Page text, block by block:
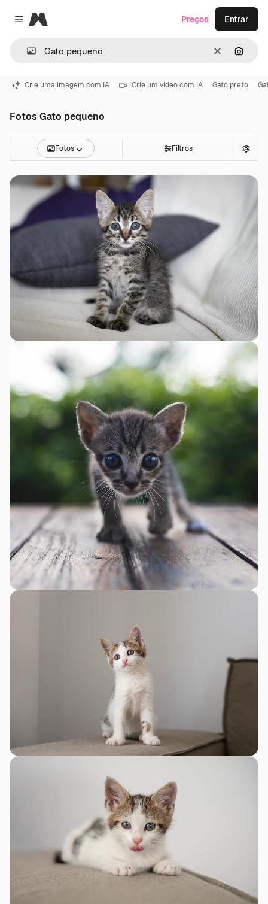
Close menu
Magnific
Limpar
Preços Entrar
Crie uma imagem com IA Crie um vídeo com IA Gato preto
Fotos Gato pequeno
Fotos Filtros